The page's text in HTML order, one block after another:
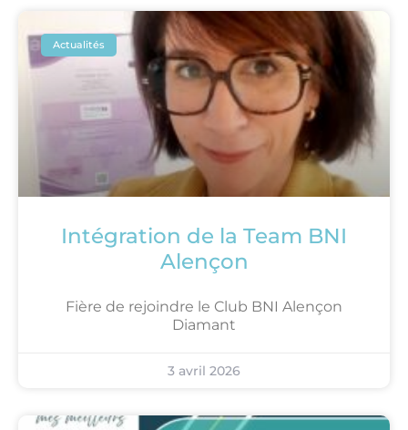
Actualités
Intégration de la Team BNI
Alençon
Fière de rejoindre le Club BNI Alençon
Diamant
3 avril 2026